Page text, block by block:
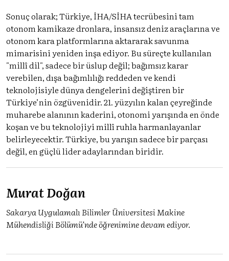
Sonuç olarak; Türkiye, İHA/SİHA tecrübesini tam
otonom kamikaze dronlara, insansız deniz araçlarına ve
otonom kara platformlarına aktararak savunma
mimarisini yeniden inşa ediyor. Bu süreçte kullanılan
"millî dil", sadece bir üslup değil; bağımsız karar
verebilen, dışa bağımlılığı reddeden ve kendi
teknolojisiyle dünya dengelerini değiştiren bir
Türkiye’nin özgüvenidir. 21. yüzyılın kalan çeyreğinde
muharebe alanının kaderini, otonomi yarışında en önde
koşan ve bu teknolojiyi millî ruhla harmanlayanlar
belirleyecektir. Türkiye, bu yarışın sadece bir parçası
değil, en güçlü lider adaylarından biridir.
Murat Doğan
Sakarya Uygulamalı Bilimler Üniversitesi Makine
Mühendisliği Bölümü’nde öğrenimine devam ediyor.